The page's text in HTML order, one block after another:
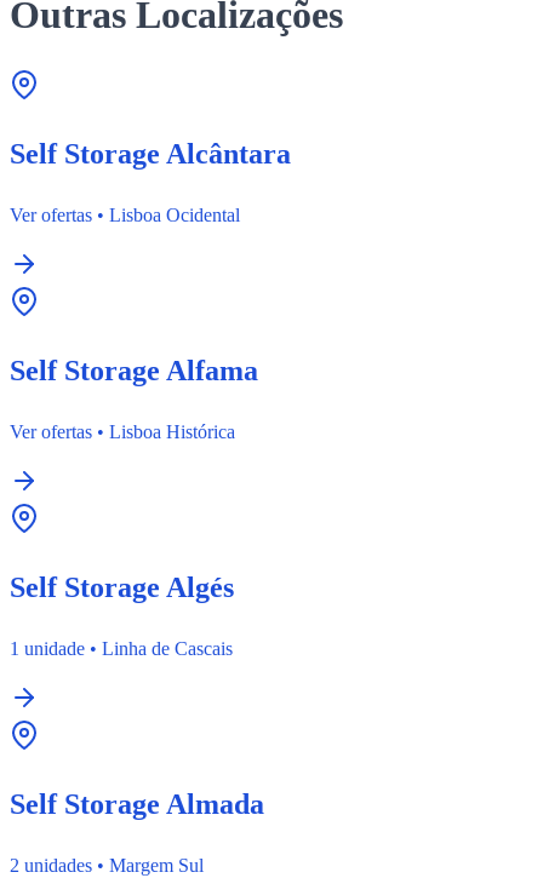
Outras Localizações
Self Storage Alcântara
Ver ofertas • Lisboa Ocidental
Self Storage Alfama
Ver ofertas • Lisboa Histórica
Self Storage Algés
1 unidade • Linha de Cascais
Self Storage Almada
2 unidades • Margem Sul